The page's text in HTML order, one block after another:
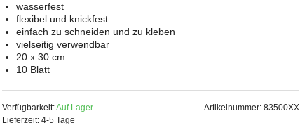
wasserfest
flexibel und knickfest
einfach zu schneiden und zu kleben
vielseitig verwendbar
20 x 30 cm
10 Blatt
Verfügbarkeit:Auf Lager
Lieferzeit: 4-5 Tage
Artikelnummer: 83500XX